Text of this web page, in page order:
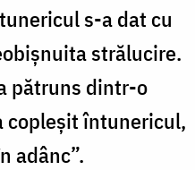
s-a dat cu
strălucire.
pătruns dintr-o
copleșit întunericul,
adânc”.